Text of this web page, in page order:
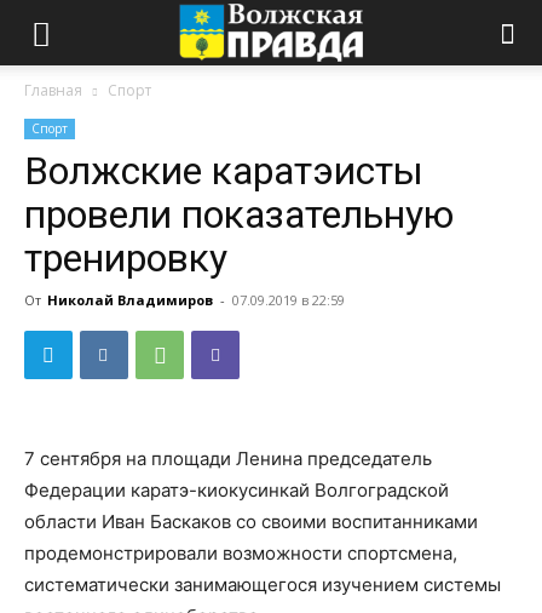
Главная Спорт
Спорт
Волжские каратэисты
провели показательную
тренировку
От Николай Владимиров - 07.09.2019 в 22:59
7 сентября на площади Ленина председатель
Федерации каратэ-киокусинкай Волгоградской
области Иван Баскаков со своими воспитанниками
продемонстрировали возможности спортсмена,
систематически занимающегося изучением системы